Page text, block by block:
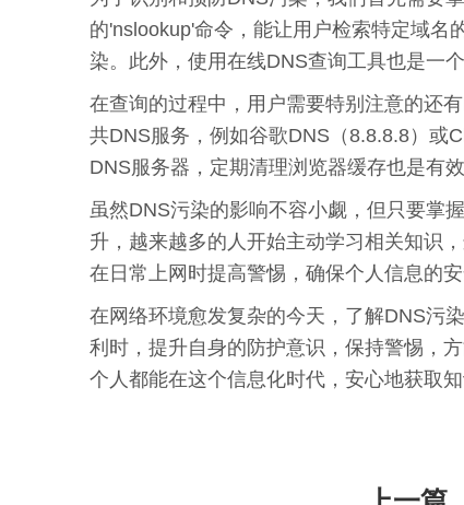
的'nslookup'命令，能让用户检索特定域名
染。此外，使用在线DNS查询工具也是一
在查询的过程中，用户需要特别注意的还
共DNS服务，例如谷歌DNS（8.8.8.8）或
DNS服务器，定期清理浏览器缓存也是有
虽然DNS污染的影响不容小觑，但只要掌
升，越来越多的人开始主动学习相关知识
在日常上网时提高警惕，确保个人信息的安
在网络环境愈发复杂的今天，了解DNS污
利时，提升自身的防护意识，保持警惕，
个人都能在这个信息化时代，安心地获取